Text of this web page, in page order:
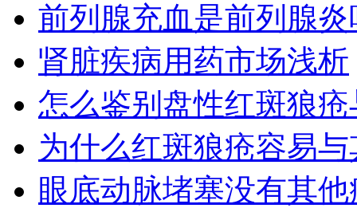
前列腺充血是前列腺炎
肾脏疾病用药市场浅析
怎么鉴别盘性红斑狼
为什么红斑狼疮容易
眼底动脉堵塞没有其